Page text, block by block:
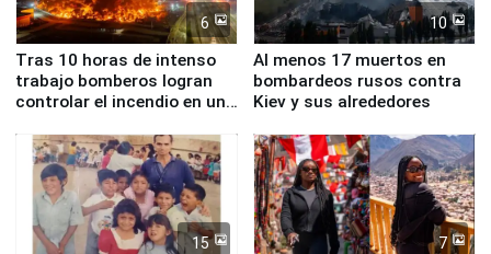
6
Tras 10 horas de intenso
trabajo bomberos logran
controlar el incendio en una
de Chile
10
Al menos 17 muertos en
bombardeos rusos contra
Kiev y sus alrededores
15 7